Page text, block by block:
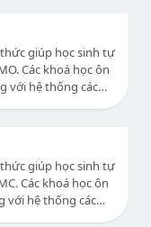
thi các năm, chữa
giúp học sinh tự
Các khoá học ôn
với hệ thống các
với đề thi, bài giảng
thi các năm, chữa
giúp học sinh tự
Các khoá học ôn
với hệ thống các
với đề thi, bài giảng